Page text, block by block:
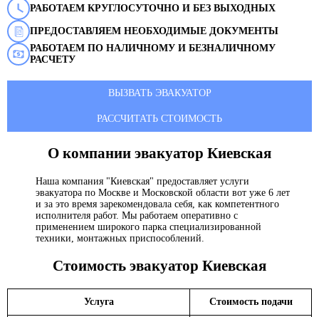
РАБОТАЕМ КРУГЛОСУТОЧНО И БЕЗ ВЫХОДНЫХ
ПРЕДОСТАВЛЯЕМ НЕОБХОДИМЫЕ ДОКУМЕНТЫ
РАБОТАЕМ ПО НАЛИЧНОМУ И БЕЗНАЛИЧНОМУ
РАСЧЕТУ
ВЫЗВАТЬ ЭВАКУАТОР
РАССЧИТАТЬ СТОИМОСТЬ
О компании эвакуатор Киевская
Наша компания "Киевская" предоставляет услуги
эвакуатора по Москве и Московской области вот уже 6 лет
и за это время зарекомендовала себя, как компетентного
исполнителя работ. Мы работаем оперативно с
применением широкого парка специализированной
техники, монтажных приспособлений.
Стоимость эвакуатор Киевская
Услуга Стоимость подачи